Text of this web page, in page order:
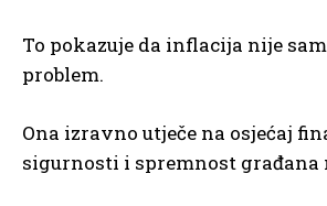
To pokazuje da inflacija nije
problem.
Ona izravno utječe na osjećaj
sigurnosti i spremnost građana